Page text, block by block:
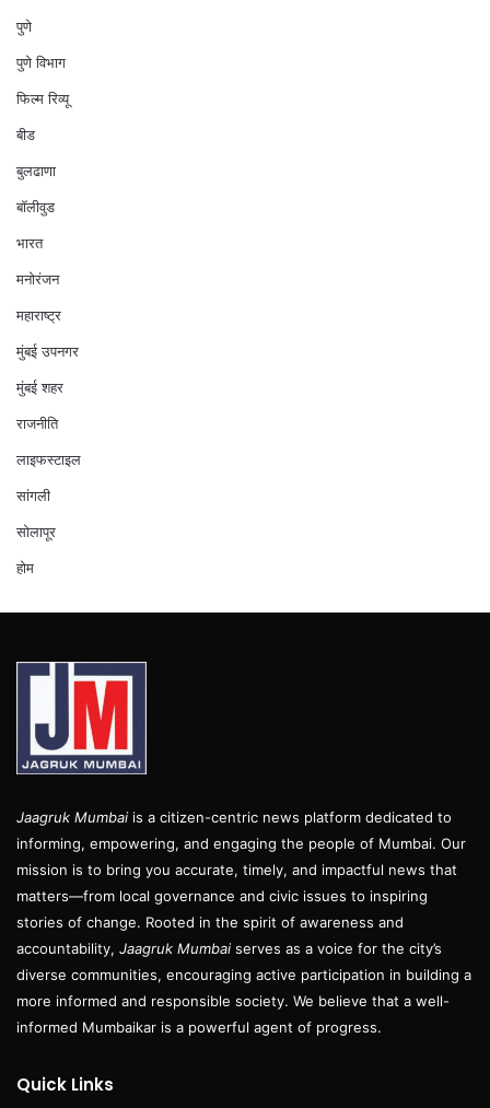
पुणे
पुणे विभाग
फिल्म रिव्यू
बीड
बुलढाणा
बॉलीवुड
भारत
मनोरंजन
महाराष्ट्र
मुंबई उपनगर
मुंबई शहर
राजनीति
लाइफस्टाइल
सांगली
सोलापूर
होम
Jaagruk Mumbai is a citizen-centric news platform dedicated to
informing, empowering, and engaging the people of Mumbai. Our
mission is to bring you accurate, timely, and impactful news that
matters—from local governance and civic issues to inspiring
stories of change. Rooted in the spirit of awareness and
accountability, Jaagruk Mumbai serves as a voice for the city’s
diverse communities, encouraging active participation in building a
more informed and responsible society. We believe that a well-
informed Mumbaikar is a powerful agent of progress.
Quick Links